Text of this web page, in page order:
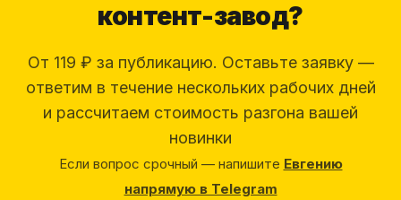
контент-завод?
От 119 ₽ за публикацию. Оставьте заявку —
ответим в течение нескольких рабочих дней
и рассчитаем стоимость разгона вашей
новинки
Если вопрос срочный — напишите Евгению
напрямую в Telegram